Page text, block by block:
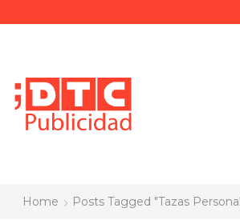
Home Posts Tagged "Tazas